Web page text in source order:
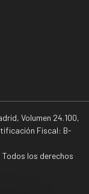
Volumen 24.100,
Fiscal: B-
los derechos